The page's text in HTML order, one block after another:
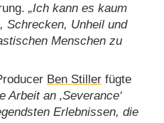
Ich kann es kaum
Schrecken, Unheil und
Menschen zu
Ben Stillerfügte
Arbeit an ‚Severance‘
Erlebnissen, die